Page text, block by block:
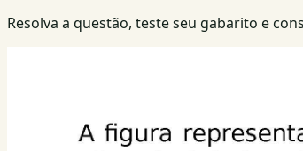
Resolva a questão, teste seu gabarito e